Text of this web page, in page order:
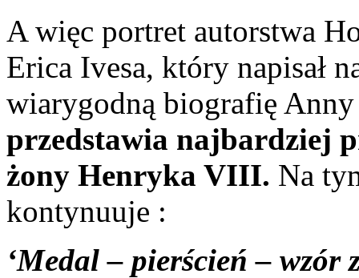
A więc portret autorstwa
Erica Ivesa, który napisał
wiarygodną biografię
przedstawia najbardziej
żony Henryka VIII. Na
kontynuuje :
‘Medal – pierścień –